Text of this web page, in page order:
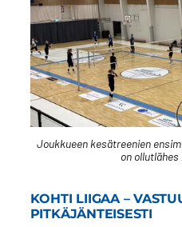
Joukkueen kesätreenien
on ollutlähes
KOHTI LIIGAA –
PITKÄJÄNTEISESTI